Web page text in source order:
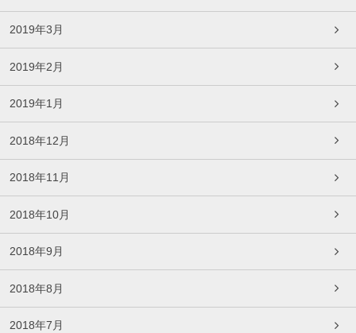
2019年3月
2019年2月
2019年1月
2018年12月
2018年11月
2018年10月
2018年9月
2018年8月
2018年7月